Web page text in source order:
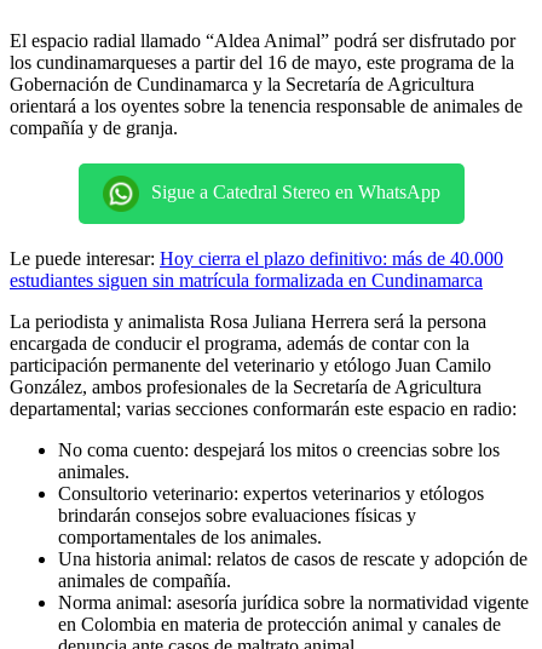
El espacio radial llamado “Aldea Animal” podrá ser disfrutado por
los cundinamarqueses a partir del 16 de mayo, este programa de la
Gobernación de Cundinamarca y la Secretaría de Agricultura
orientará a los oyentes sobre la tenencia responsable de animales de
compañía y de granja.
Sigue a Catedral Stereo en WhatsApp
Le puede interesar: Hoy cierra el plazo definitivo: más de 40.000
estudiantes siguen sin matrícula formalizada en Cundinamarca
La periodista y animalista Rosa Juliana Herrera será la persona
encargada de conducir el programa, además de contar con la
participación permanente del veterinario y etólogo Juan Camilo
González, ambos profesionales de la Secretaría de Agricultura
departamental; varias secciones conformarán este espacio en radio:
No coma cuento: despejará los mitos o creencias sobre los
animales.
Consultorio veterinario: expertos veterinarios y etólogos
brindarán consejos sobre evaluaciones físicas y
comportamentales de los animales.
Una historia animal: relatos de casos de rescate y adopción de
animales de compañía.
Norma animal: asesoría jurídica sobre la normatividad vigente
en Colombia en materia de protección animal y canales de